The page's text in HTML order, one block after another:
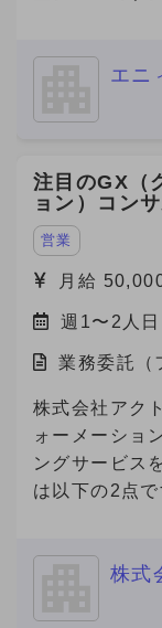
『Metoree』
集の背景】 製
流になりつつ
「Metoree」
する需要が急
るため、 セー
を検討しています。 【セールス
の高いメンバ
す。 また、メ
らリーダー・
多数在籍して
の機会がたく
ン後の動き方
り、現在数万
なる拡大や将
チームへの参
ートアップに
から実施まで
す。 ■ご応募（興味あり）にあたり■ 【必須1】
プロフィール
ください。 【
について、該
【必須3】バ
考にさせてい
部・専攻内容
す。 「副業からの転職」について： 数ヶ月〜半
ただける方か
エニ
注目のGX（
ョン）コン
営業
月給
週1〜2人日
業務委託（
株式会社アク
ォーメーショ
ングサービス
は以下の2点です。 ● **電力会社の最
あるコスト削減を実
株式